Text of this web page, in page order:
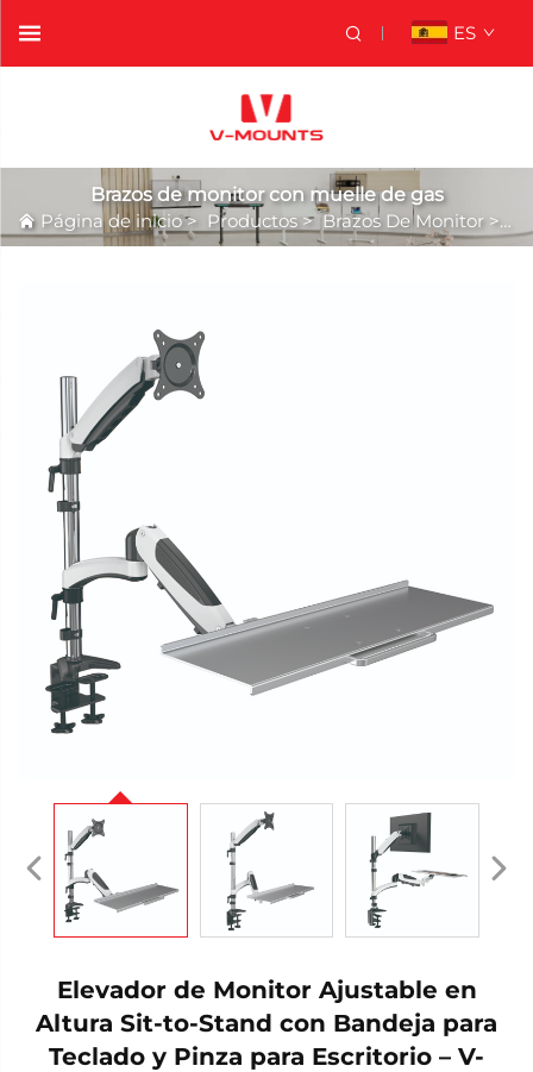
ES
Brazos de monitor con muelle de gas
Página de inicio> Productos>Brazos De Monitor >
Elevador de Monitor Ajustable en
Altura Sit-to-Stand con Bandeja para
Teclado y Pinza para Escritorio – V-